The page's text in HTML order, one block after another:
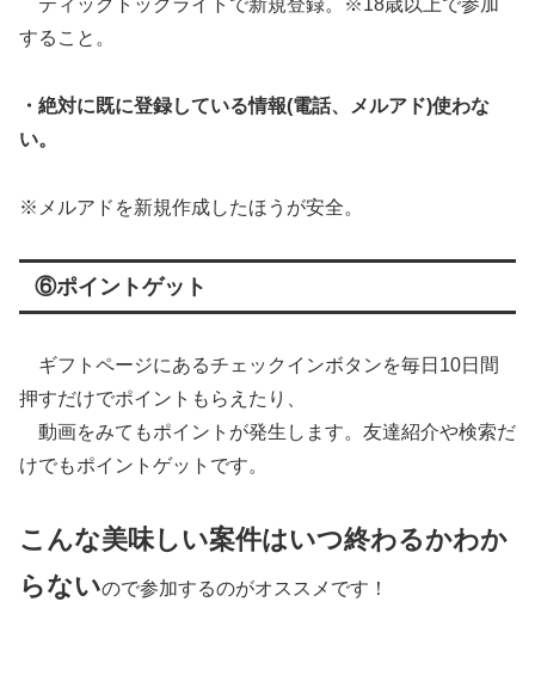
ティックトックライトで新規登録。※18歳以上で参加
すること。
・絶対に既に登録している情報(電話、メルアド)使わな
い。
※メルアドを新規作成したほうが安全。
⑥ポイントゲット
ギフトページにあるチェックインボタンを毎日10日間
押すだけでポイントもらえたり、
動画をみてもポイントが発生します。友達紹介や検索だ
けでもポイントゲットです。
こんな美味しい案件はいつ終わるかわか
らないので参加するのがオススメです！